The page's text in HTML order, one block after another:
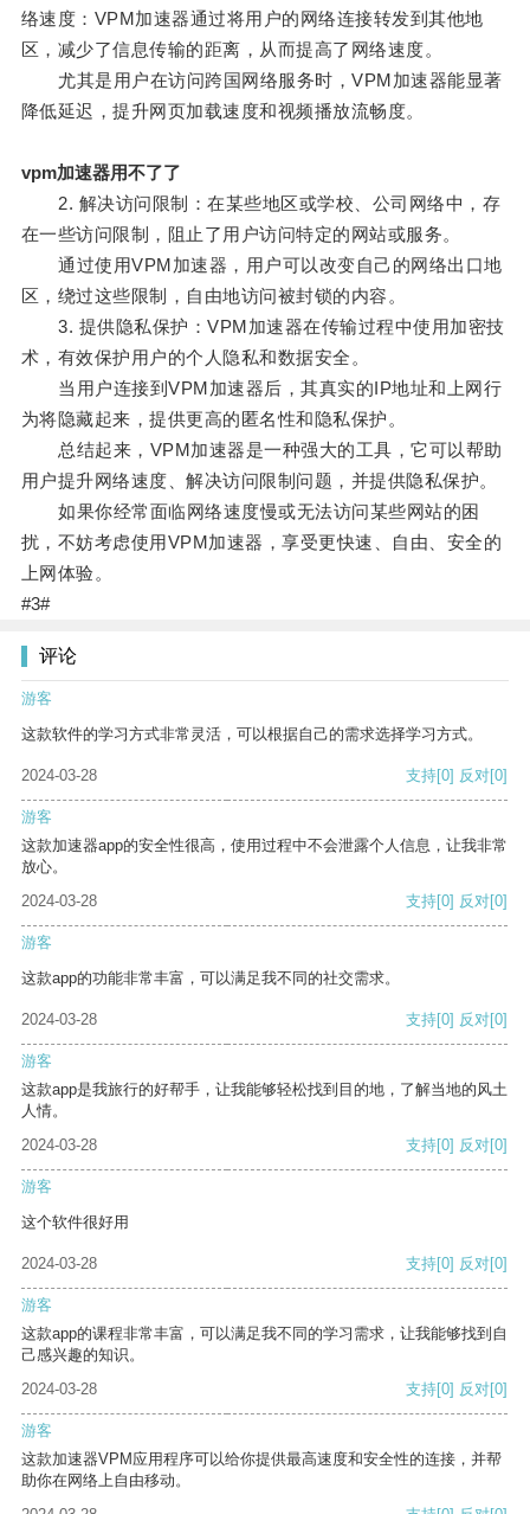
络速度：VPM加速器通过将用户的网络连接转发到其他地
区，减少了信息传输的距离，从而提高了网络速度。
尤其是用户在访问跨国网络服务时，VPM加速器能显著
降低延迟，提升网页加载速度和视频播放流畅度。
vpm加速器用不了了
2. 解决访问限制：在某些地区或学校、公司网络中，存
在一些访问限制，阻止了用户访问特定的网站或服务。
通过使用VPM加速器，用户可以改变自己的网络出口地
区，绕过这些限制，自由地访问被封锁的内容。
3. 提供隐私保护：VPM加速器在传输过程中使用加密技
术，有效保护用户的个人隐私和数据安全。
当用户连接到VPM加速器后，其真实的IP地址和上网行
为将隐藏起来，提供更高的匿名性和隐私保护。
总结起来，VPM加速器是一种强大的工具，它可以帮助
用户提升网络速度、解决访问限制问题，并提供隐私保护。
如果你经常面临网络速度慢或无法访问某些网站的困
扰，不妨考虑使用VPM加速器，享受更快速、自由、安全的
上网体验。
#3#
评论
游客
这款软件的学习方式非常灵活，可以根据自己的需求选择学习方式。
2024-03-28 支持[0] 反对[0]
游客
这款加速器app的安全性很高，使用过程中不会泄露个人信息，让我非常
放心。
2024-03-28
支持[0] 反对[0]
游客
这款app的功能非常丰富，可以满足我不同的社交需求。
2024-03-28 支持[0] 反对[0]
游客
这款app是我旅行的好帮手，让我能够轻松找到目的地，了解当地的风土
人情。
2024-03-28
支持[0] 反对[0]
游客
这个软件很好用
2024-03-28 支持[0] 反对[0]
游客
这款app的课程非常丰富，可以满足我不同的学习需求，让我能够找到自
己感兴趣的知识。
2024-03-28
支持[0] 反对[0]
游客
这款加速器VPM应用程序可以给你提供最高速度和安全性的连接，并帮
助你在网络上自由移动。